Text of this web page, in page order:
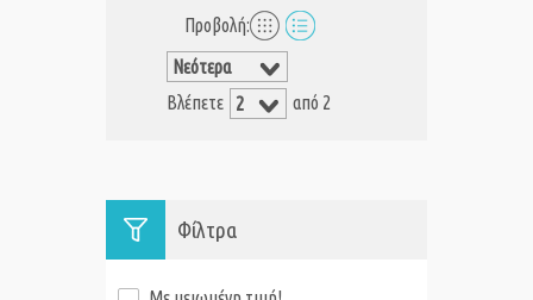
Προβολή:
Βλέπετε από 2
Φίλτρα